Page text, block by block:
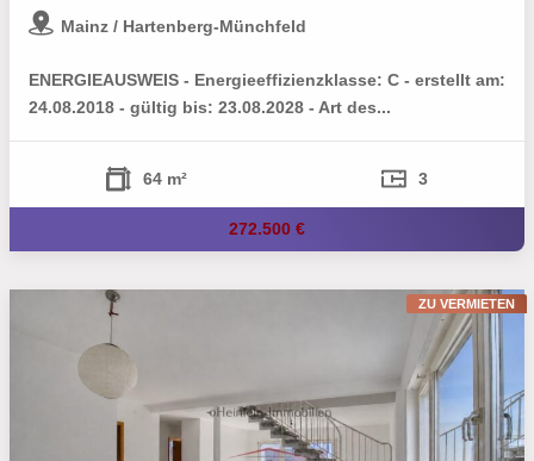
Mainz / Hartenberg-Münchfeld
ENERGIEAUSWEIS - Energieeffizienzklasse: C - erstellt am:
24.08.2018 - gültig bis: 23.08.2028 - Art des...
64 m² 3
272.500 €
ZU VERMIETEN